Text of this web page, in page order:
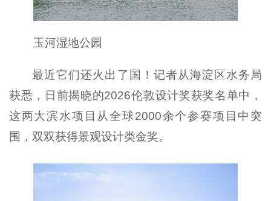
玉河湿地公园
最近它们还火出了国！记者从海淀区水务局
获悉，日前揭晓的2026伦敦设计奖获奖名单中，
这两大滨水项目从全球2000余个参赛项目中突
围，双双获得景观设计类金奖。